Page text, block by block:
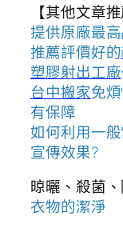
【其他文章推
提供原廠最
推薦評價好的
塑膠射出工廠
台中搬家免
有保障
如何利用一
宣傳效果?
晾曬、殺菌、
衣物的潔淨